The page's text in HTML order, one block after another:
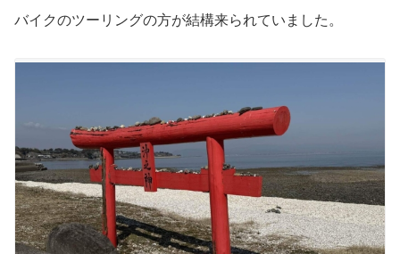
バイクのツーリングの方が結構来られていました。